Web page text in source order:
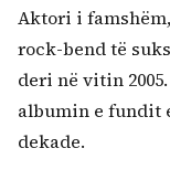
Aktori i
rock-bend të
deri në vitin
albumin e fundit
dekade.